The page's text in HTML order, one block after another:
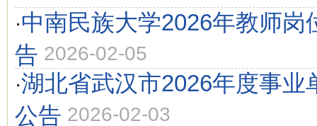
·中南民族大学2026年教师岗
告 2026-02-05
·湖北省武汉市2026年度事业
公告 2026-02-03